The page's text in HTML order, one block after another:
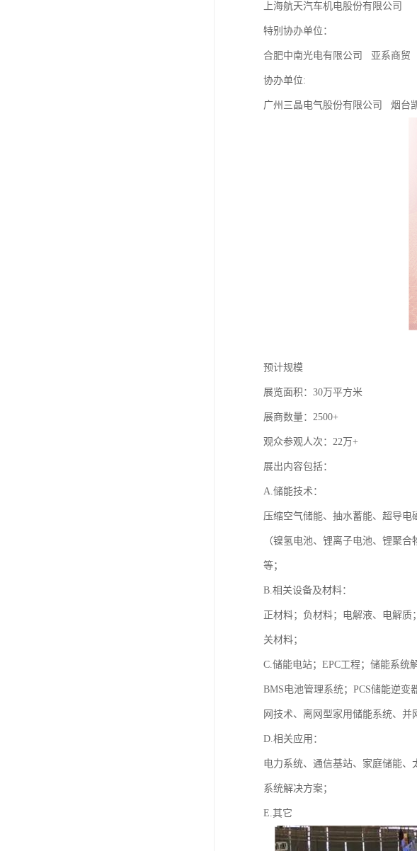
上海航天汽车机电股份有限公司
特别协办单位：
合肥中南光电有限公司 亚系商贸
协办单位:
广州三晶电气股份有限公司 烟台
预计规模
展览面积：30万平方米
展商数量：2500+
观众参观人次：22万+
展出内容包括：
A.储能技术：
压缩空气储能、抽水蓄能、超导
（镍氢电池、锂离子电池、锂聚
等；
B.相关设备及材料：
正材料；负材料；电解液、电解
关材料；
C.储能电站；EPC工程；储能系统
BMS电池管理系统；PCS储能逆
网技术、离网型家用储能系统、并
D.相关应用：
电力系统、通信基站、家庭储能
系统解决方案；
E.其它